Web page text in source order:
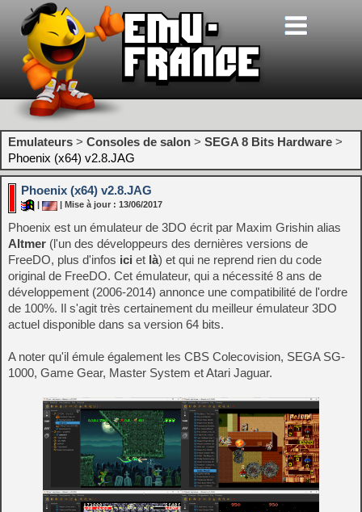
Emulateurs > Consoles de salon > SEGA 8 Bits Hardware >
Phoenix (x64) v2.8.JAG
Phoenix (x64) v2.8.JAG
| Mise à jour : 13/06/2017
Phoenix est un émulateur de 3DO écrit par Maxim Grishin alias
Altmer (l'un des développeurs des dernières versions de
FreeDO, plus d'infos ici et là) et qui ne reprend rien du code
original de FreeDO. Cet émulateur, qui a nécessité 8 ans de
développement (2006-2014) annonce une compatibilité de l'ordre
de 100%. Il s'agit très certainement du meilleur émulateur 3DO
actuel disponible dans sa version 64 bits.
A noter qu'il émule également les CBS Colecovision, SEGA SG-
1000, Game Gear, Master System et Atari Jaguar.